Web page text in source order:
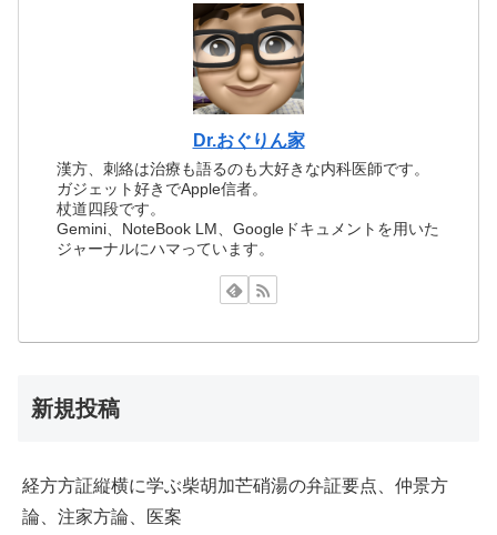
Dr.おぐりん家
漢方、刺絡は治療も語るのも大好きな内科医師です。
ガジェット好きでApple信者。
杖道四段です。
Gemini、NoteBook LM、Googleドキュメントを用いた
ジャーナルにハマっています。
新規投稿
経方方証縦横に学ぶ柴胡加芒硝湯の弁証要点、仲景方
論、注家方論、医案